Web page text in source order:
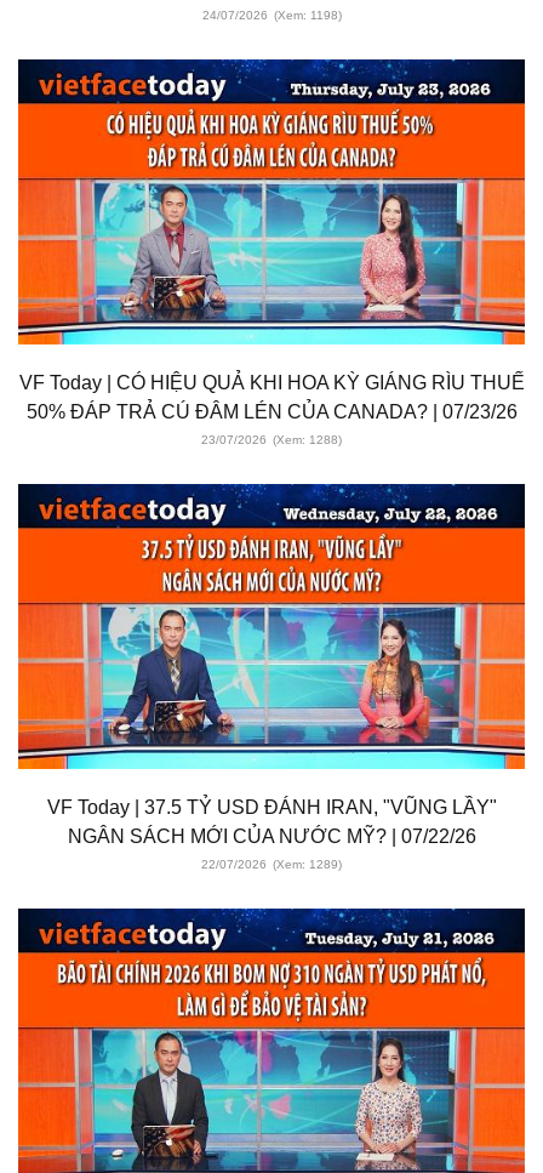
24/07/2026 (Xem: 1198)
VF Today | CÓ HIỆU QUẢ KHI HOA KỲ GIÁNG RÌU THUẾ
50% ĐÁP TRẢ CÚ ĐÂM LÉN CỦA CANADA? | 07/23/26
23/07/2026 (Xem: 1288)
VF Today | 37.5 TỶ USD ĐÁNH IRAN, "VŨNG LẦY"
NGÂN SÁCH MỚI CỦA NƯỚC MỸ? | 07/22/26
22/07/2026 (Xem: 1289)